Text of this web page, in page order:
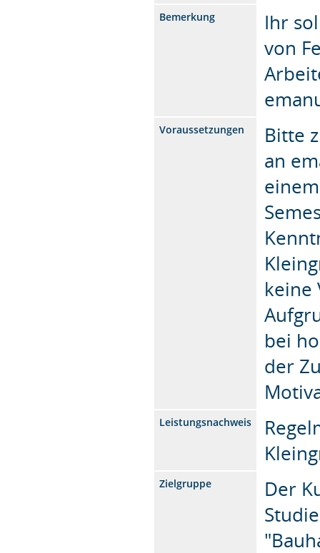
Bemerkung
Ihr
von
Voraussetzungen
Bitte
an
keine
bei
der
Leistungsnachweis
Zielgruppe
Der